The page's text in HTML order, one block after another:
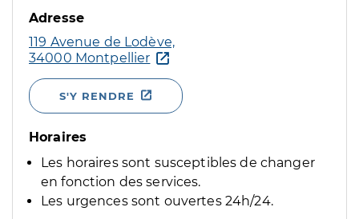
Adresse
119 Avenue de Lodève,
34000 Montpellier
S'Y RENDRE
Horaires
Les horaires sont susceptibles de changer
en fonction des services.
Les urgences sont ouvertes 24h/24.